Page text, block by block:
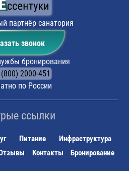
г. Ессентуки. Выход из
ходу следования поезда. С
повернуть направо (к
пройти 15 метров и
противоположной стороне
маршрутных такси. На
или № 21 проследовать до
(следующая после "Ж/д
такси ходят каждые 10-15
21.00). Длительность поездки
партнёр санатория
звонок
бронирования
2000-451
по России
ссылки
Питание
Инфраструктура
Контакты Бронирование